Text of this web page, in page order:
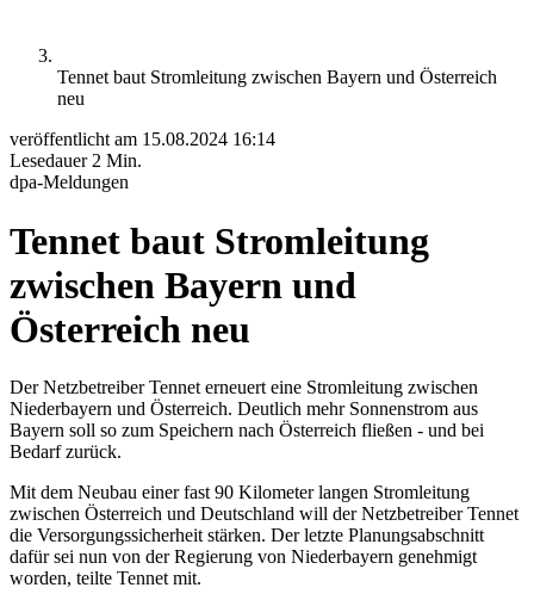
Tennet baut Stromleitung zwischen Bayern und Österreich
neu
veröffentlicht am 15.08.2024 16:14
Lesedauer 2 Min.
dpa-Meldungen
Tennet baut Stromleitung
zwischen Bayern und
Österreich neu
Der Netzbetreiber Tennet erneuert eine Stromleitung zwischen
Niederbayern und Österreich. Deutlich mehr Sonnenstrom aus
Bayern soll so zum Speichern nach Österreich fließen - und bei
Bedarf zurück.
Mit dem Neubau einer fast 90 Kilometer langen Stromleitung
zwischen Österreich und Deutschland will der Netzbetreiber Tennet
die Versorgungssicherheit stärken. Der letzte Planungsabschnitt
dafür sei nun von der Regierung von Niederbayern genehmigt
worden, teilte Tennet mit.